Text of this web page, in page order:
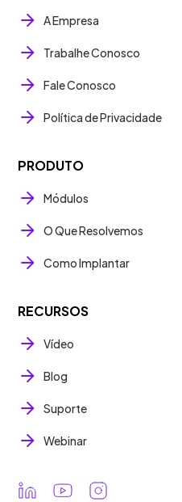
A Empresa
Trabalhe Conosco
Fale Conosco
Política de Privacidade
PRODUTO
Módulos
O Que Resolvemos
Como Implantar
RECURSOS
Vídeo
Blog
Suporte
Webinar